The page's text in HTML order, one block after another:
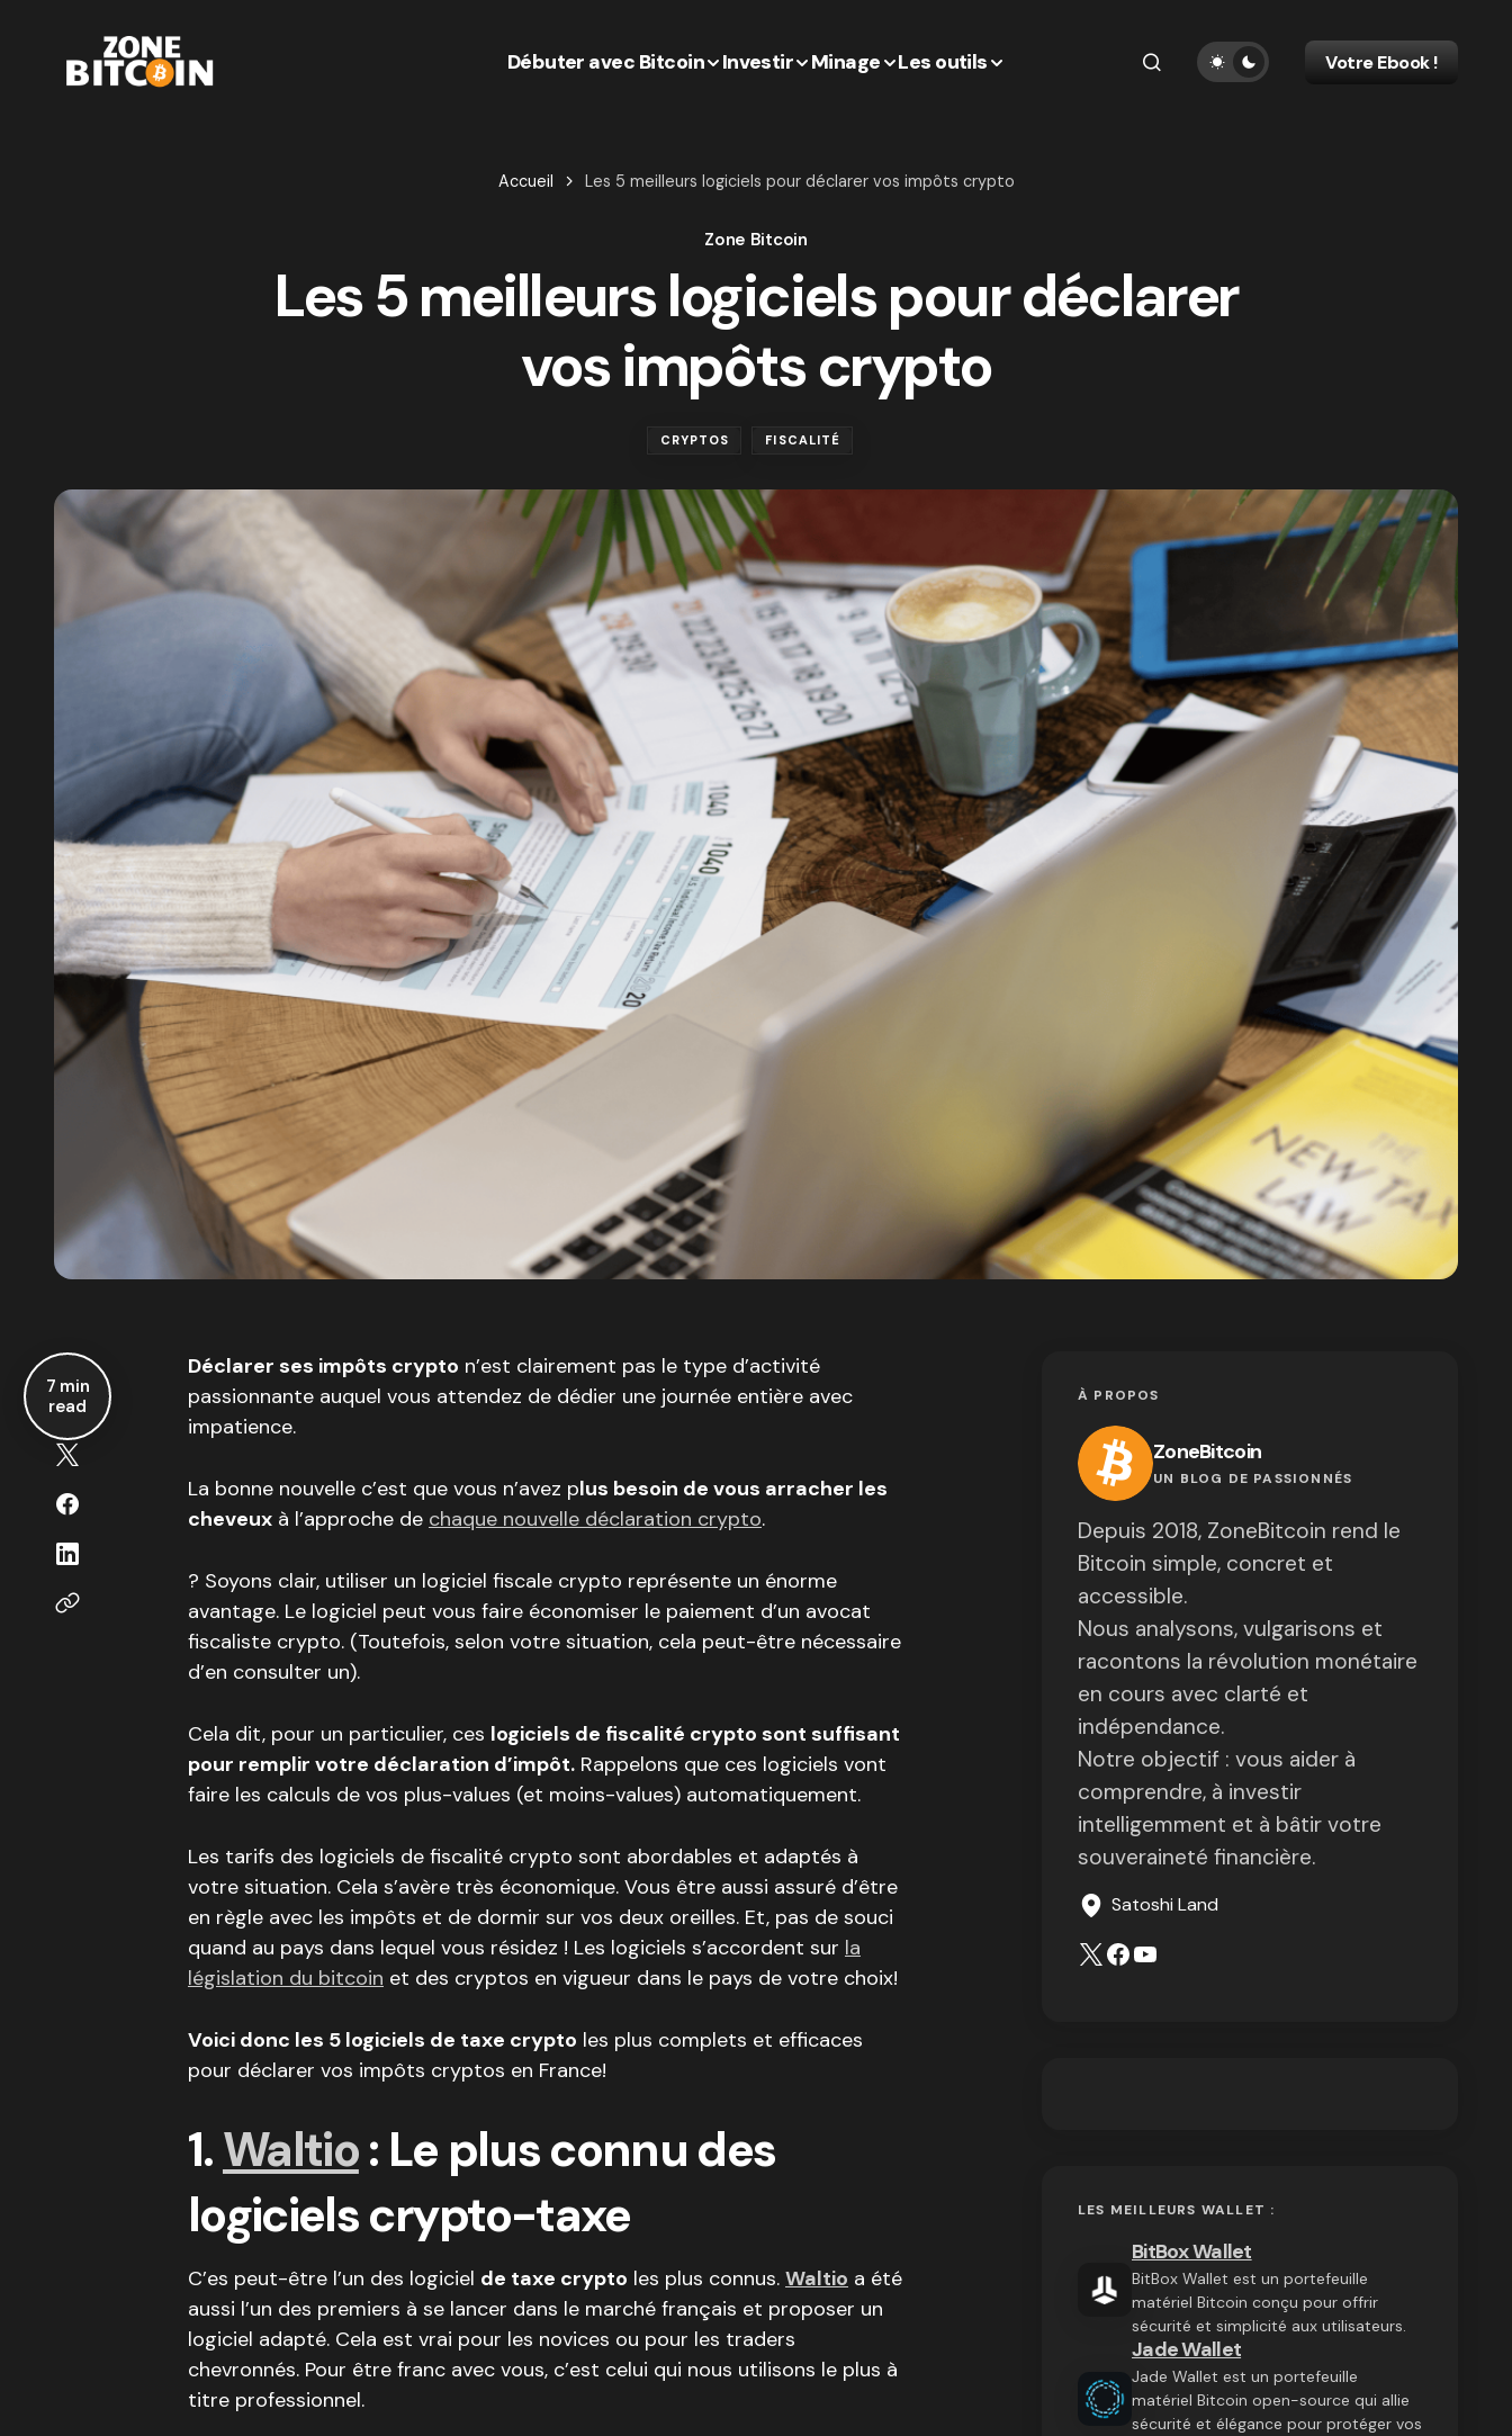
Débuter avec Bitcoin Investir Minage Les outils Votre Ebook !
Accueil Les 5 meilleurs logiciels pour déclarer vos impôts crypto
Zone Bitcoin
Les 5 meilleurs logiciels pour déclarer
vos impôts crypto
CRYPTOS FISCALITÉ
7 min
read
Déclarer ses impôts crypto n’est clairement pas le type d’activité
passionnante auquel vous attendez de dédier une journée entière avec
impatience.
La bonne nouvelle c’est que vous n’avez plus besoin de vous arracher les
cheveux à l’approche de chaque nouvelle déclaration crypto.
? Soyons clair, utiliser un logiciel fiscale crypto représente un énorme
avantage. Le logiciel peut vous faire économiser le paiement d’un avocat
fiscaliste crypto. (Toutefois, selon votre situation, cela peut-être nécessaire
d’en consulter un).
Cela dit, pour un particulier, ces logiciels de fiscalité crypto sont suffisant
pour remplir votre déclaration d’impôt. Rappelons que ces logiciels vont
faire les calculs de vos plus-values (et moins-values) automatiquement.
Les tarifs des logiciels de fiscalité crypto sont abordables et adaptés à
votre situation. Cela s’avère très économique. Vous être aussi assuré d’être
en règle avec les impôts et de dormir sur vos deux oreilles. Et, pas de souci
quand au pays dans lequel vous résidez ! Les logiciels s’accordent sur la
législation du bitcoin et des cryptos en vigueur dans le pays de votre choix!
Voici donc les 5 logiciels de taxe crypto les plus complets et efficaces
pour déclarer vos impôts cryptos en France!
1.Waltio: Le plus connu des
logiciels crypto-taxe
C’es peut-être l’un des logiciel de taxe crypto les plus connus. Waltio a été
aussi l’un des premiers à se lancer dans le marché français et proposer un
logiciel adapté. Cela est vrai pour les novices ou pour les traders
chevronnés. Pour être franc avec vous, c’est celui qui nous utilisons le plus à
titre professionnel.
À PROPOS
ZoneBitcoin
UN BLOG DE PASSIONNÉS
Depuis 2018, ZoneBitcoin rend le
Bitcoin simple, concret et
accessible.
Nous analysons, vulgarisons et
racontons la révolution monétaire
en cours avec clarté et
indépendance.
Notre objectif : vous aider à
comprendre, à investir
intelligemment et à bâtir votre
souveraineté financière.
Satoshi Land
LES MEILLEURS WALLET :
BitBox Wallet
BitBox Wallet est un portefeuille
matériel Bitcoin conçu pour offrir
sécurité et simplicité aux utilisateurs.
Jade Wallet
Jade Wallet est un portefeuille
matériel Bitcoin open-source qui allie
sécurité et élégance pour protéger vos